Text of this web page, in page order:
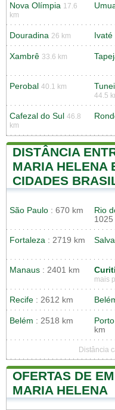
Nova Olímpia 17.6
km
Douradina 26 km Ivaté
Xambrê 33.6 km
Perobal 40.1 km
44.5
Cafezal do Sul 46.8
km
DISTÂNCIA
MARIA HELENA
CIDADES
São Paulo : 670 km Rio
1025
Fortaleza : 2719 km
Manaus : 2401 km
mais
Recife : 2612 km
Belém : 2518 km
km
Distância
OFERTAS DE
MARIA HELENA